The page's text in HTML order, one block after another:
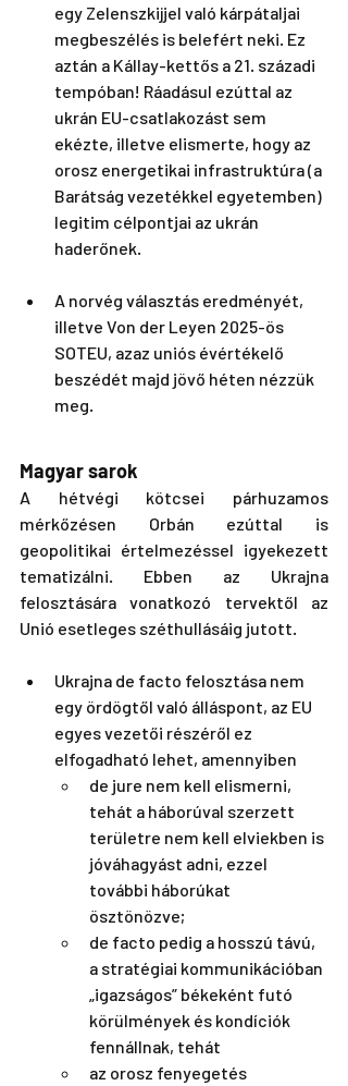
egy Zelenszkijjel való kárpátaljai
megbeszélés is belefért neki. Ez
aztán a Kállay-kettős a 21. századi
tempóban! Ráadásul ezúttal az
ukrán EU-csatlakozást sem
ekézte, illetve elismerte, hogy az
orosz energetikai infrastruktúra (a
Barátság vezetékkel egyetemben)
legitim célpontjai az ukrán
haderőnek.
A norvég választás eredményét,
illetve Von der Leyen 2025-ös
SOTEU, azaz uniós évértékelő
beszédét majd jövő héten nézzük
meg.
Magyar sarok
A hétvégi kötcsei párhuzamos
mérkőzésen Orbán ezúttal is
geopolitikai értelmezéssel igyekezett
tematizálni. Ebben az Ukrajna
felosztására vonatkozó tervektől az
Unió esetleges széthullásáig jutott.
Ukrajna de facto felosztása nem
egy ördögtől való álláspont, az EU
egyes vezetői részéről ez
elfogadható lehet, amennyiben
de jure nem kell elismerni,
tehát a háborúval szerzett
területre nem kell elviekben is
jóváhagyást adni, ezzel
további háborúkat
ösztönözve;
de facto pedig a hosszú távú,
a stratégiai kommunikációban
„igazságos” békeként futó
körülmények és kondíciók
fennállnak, tehát
az orosz fenyegetés